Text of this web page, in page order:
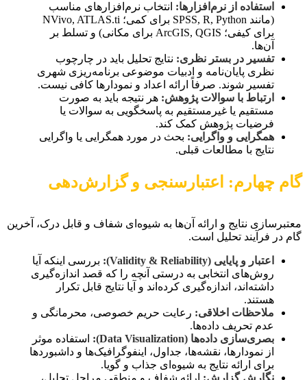
استفاده از نرم‌افزارها: انتخاب نرم‌افزارهای مناسب
(مانند SPSS, R, Python برای کمی؛ NVivo, ATLAS.ti
برای کیفی؛ ArcGIS, QGIS برای مکانی) و تسلط بر
آن‌ها.
تفسیر در بستر نظری: نتایج تحلیل باید در چارچوب
نظری پایان‌نامه و ادبیات موضوعی برنامه‌ریزی شهری
تفسیر شوند. صرفاً ارائه اعداد و نمودارها کافی نیست.
ارتباط با سوالات پژوهش: هر نتیجه باید به صورت
مستقیم یا غیرمستقیم به پاسخگویی به سوالات یا
فرضیات پژوهش کمک کند.
همگرایی و واگرایی: بحث در مورد همگرایی یا واگرایی
نتایج با مطالعات قبلی.
گام چهارم: اعتبارسنجی و گزارش‌دهی
معتبرسازی نتایج و ارائه آن‌ها به شیوه‌ای شفاف و قابل درک، آخرین
گام در فرآیند تحلیل است.
اعتبار و پایایی (Validity & Reliability):
بررسی اینکه آیا
روش‌های انتخابی به درستی آنچه را که قصد اندازه‌گیری
داشته‌اند، اندازه‌گیری کرده‌اند و آیا نتایج قابل تکرار
هستند.
ملاحظات اخلاقی: رعایت حریم خصوصی، محرمانگی و
عدم تحریف داده‌ها.
بصری‌سازی داده‌ها (Data Visualization):
استفاده موثر
از نمودارها، نقشه‌ها، جداول، اینفوگرافیک‌ها و داشبوردها
برای ارائه نتایج به شیوه‌ای جذاب و گویا.